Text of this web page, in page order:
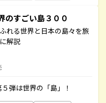
すごい島３００
れる世界と日本の島々を旅
解説
弾は世界の「島」！